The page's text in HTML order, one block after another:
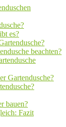
es?
beachten?
Gartendusche?
bauen?
Fazit